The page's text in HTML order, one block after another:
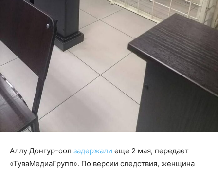
Аллу Донгур-оол задержали еще 2 мая, передает
«ТуваМедиаГрупп». По версии следствия, женщина